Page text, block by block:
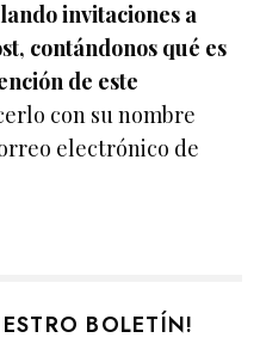
invitaciones a
contándonos qué es
de este
con su nombre
electrónico de
BOLETÍN!